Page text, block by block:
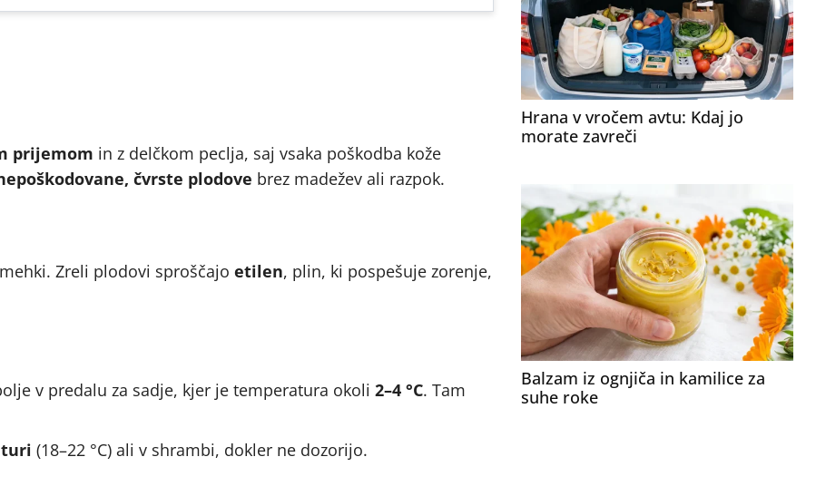
prijemom in z delčkom peclja, saj vsaka poškodba kože
čvrste plodove brez madežev ali razpok.
Zreli plodovi sproščajo etilen, plin, ki pospešuje zorenje,
v predalu za sadje, kjer je temperatura okoli 2–4 °C. Tam
(18–22 °C) ali v shrambi, dokler ne dozorijo.
Hrana v vročem avtu: Kdaj jo
morate zavreči
Balzam iz ognjiča in kamilice za
suhe roke